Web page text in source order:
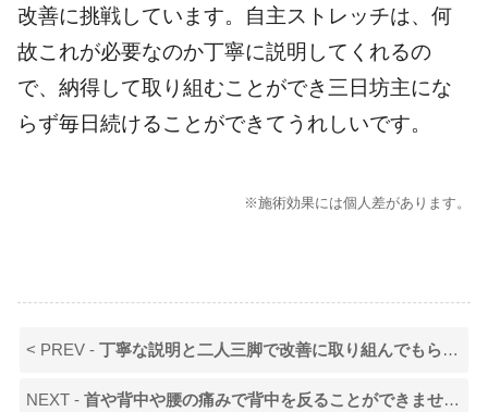
改善に挑戦しています。自主ストレッチは、何
故これが必要なのか丁寧に説明してくれるの
で、納得して取り組むことができ三日坊主にな
らず毎日続けることができてうれしいです。
※施術効果には個人差があります。
< PREV -丁寧な説明と二人三脚で改善に取り組んでもらえます！家族もお世話になっています。
NEXT -首や背中や腰の痛みで背中を反ることができませんでしたが、改善して本当に嬉しいです！